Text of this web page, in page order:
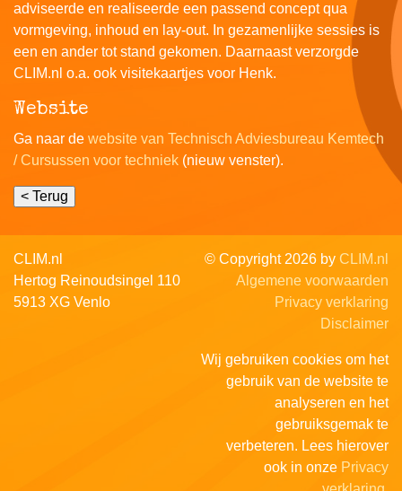
adviseerde en realiseerde een passend concept qua
vormgeving, inhoud en lay-out. In gezamenlijke sessies is
een en ander tot stand gekomen. Daarnaast verzorgde
CLIM.nl o.a. ook visitekaartjes voor Henk.
Website
Ga naar de website van Technisch Adviesbureau Kemtech
/ Cursussen voor techniek (nieuw venster).
CLIM.nl
Hertog Reinoudsingel 110
5913 XG Venlo
© Copyright 2026 by CLIM.nl
Algemene voorwaarden
Privacy verklaring
Disclaimer
Wij gebruiken cookies om het
gebruik van de website te
analyseren en het
gebruiksgemak te
verbeteren. Lees hierover
ook in onze Privacy